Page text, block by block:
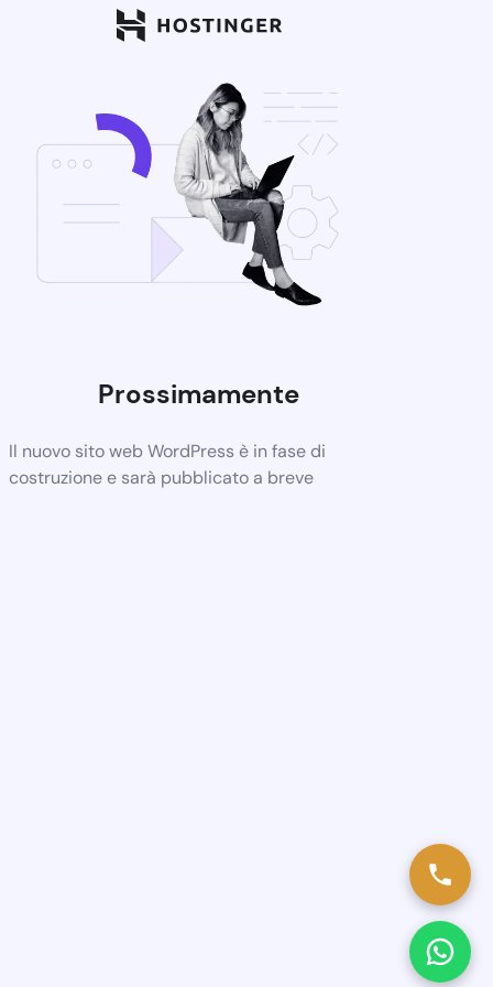
Prossimamente
Il nuovo sito web WordPress è in fase di
costruzione e sarà pubblicato a breve